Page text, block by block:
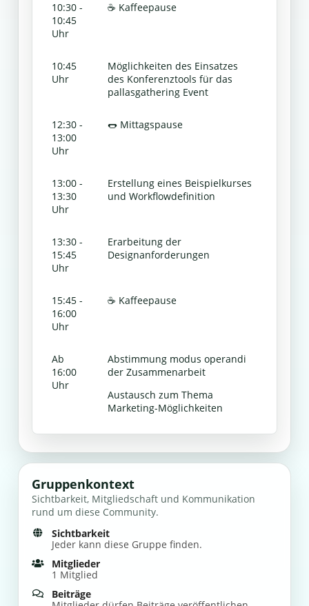
10:30 -
10:45
Uhr
☕️ Kaffeepause
10:45
Uhr
Möglichkeiten des Einsatzes
des Konferenztools für das
pallasgathering Event
12:30 -
13:00
Uhr
🌭 Mittagspause
13:00 -
13:30
Uhr
Erstellung eines Beispielkurses
und Workflowdefinition
13:30 -
15:45
Uhr
Erarbeitung der
Designanforderungen
15:45 -
16:00
Uhr
☕️ Kaffeepause
Ab
16:00
Uhr
Abstimmung modus operandi
der Zusammenarbeit
Austausch zum Thema
Marketing-Möglichkeiten
Gruppenkontext
Sichtbarkeit, Mitgliedschaft und Kommunikation
rund um diese Community.
Sichtbarkeit
Jeder kann diese Gruppe finden.
Mitglieder
1 Mitglied
Beiträge